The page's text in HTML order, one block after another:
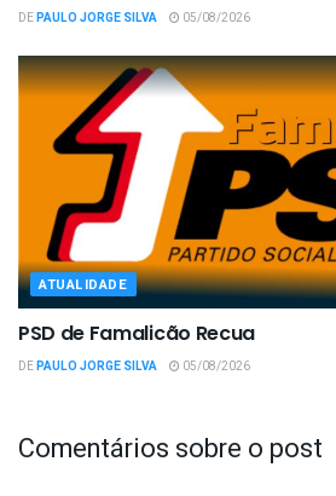
DEPAULO JORGE SILVA 05/08/2026
ATUALIDADE
PSD de Famalicão Recua
DEPAULO JORGE SILVA 05/08/2026
Comentários sobre o post